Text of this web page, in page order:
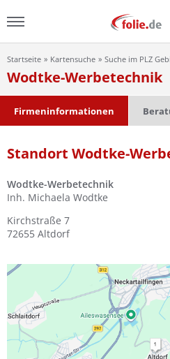
Menu
Home
Ist Ihre Werkstatt
Kostenlos
Startseite Kartensuche Suche im PLZ
Wodtke-Werbetechnik
Firmeninformationen
Standort Wodtke-
Wodtke-Werbetechnik
Inh. Michaela Wodtke
Kirchstraße 7
72655 Altdorf